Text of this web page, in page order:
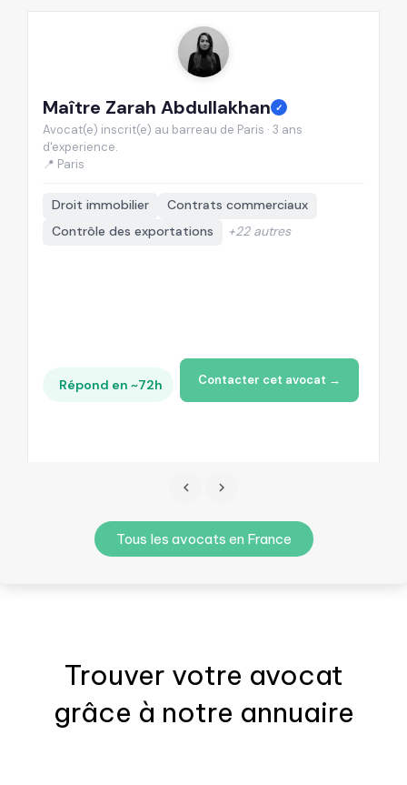
Maître Zarah Abdullakhan ✓
Avocat(e) inscrit(e) au barreau de Paris · 3 ans
d'experience.
📍 Paris
Droit immobilier
Contrats commerciaux
Contrôle des exportations
+22 autres
Répond en ~72h Contacter cet avocat →
Tous les avocats en France
Trouver votre avocat
grâce à notre annuaire